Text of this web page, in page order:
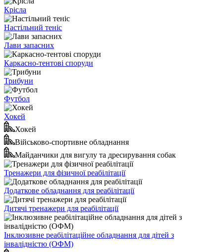
Крісла
Настільний теніс
Лави запасних
Каркасно-тентові споруди
Трибуни
Футбол
Хокей
Хокей
Військово-спортивне обладнання
Майданчики для вигулу та дресирування собак
Тренажери для фізичної реабілітації
Додаткове обладнання для реабілітації
Дитячі тренажери для реабілітації
Інклюзивне реабілітаційне обладнання для дітей з
інвалідністю (ОФМ)